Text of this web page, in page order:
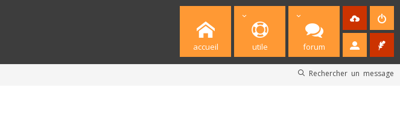
accueil utile forum
Rechercher un message